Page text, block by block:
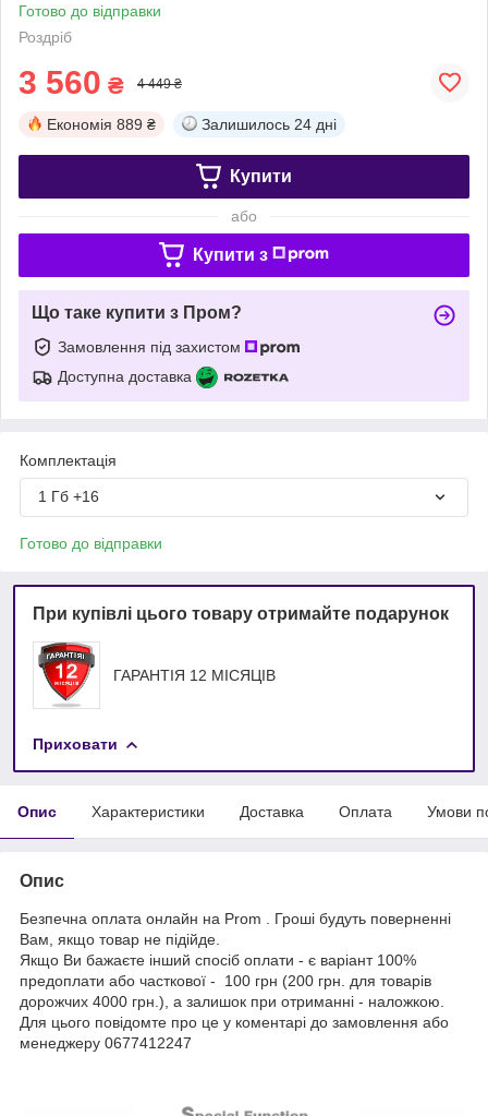
Готово до відправки
Роздріб
3 560 ₴ 4 449 ₴
Економія 889 ₴ Залишилось 24 дні
Купити
або
Купити з
Що таке купити з Пром?
Замовлення під захистом
Доступна доставка
Комплектація
1 Гб +16
Готово до відправки
При купівлі цього товару отримайте подарунок
ГАРАНТІЯ 12 МІСЯЦІВ
Приховати
Опис Характеристики Доставка Оплата Умови
Опис
Безпечна оплата онлайн на Prom . Гроші будуть поверненні
Вам, якщо товар не підійде.
Якщо Ви бажаєте інший спосіб оплати - є варіант 100%
предоплати або часткової - 100 грн (200 грн. для товарів
дорожчих 4000 грн.), а залишок при отриманні - наложкою.
Для цього повідомте про це у коментарі до замовлення або
менеджеру 0677412247